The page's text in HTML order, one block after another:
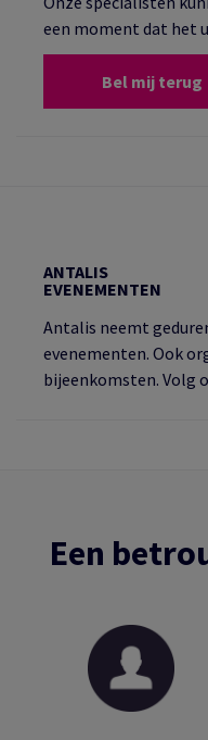
een moment dat het
Bel mij terug
ANTALIS
EVENEMENTEN
Antalis neemt
evenementen. Ook
bijeenkomsten. Volg
Een